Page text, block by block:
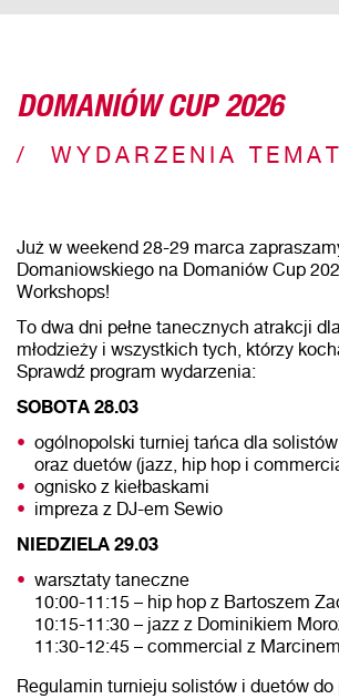
DOMANIÓW CUP 2026
WYDARZENIA
Już w weekend 28-29 marca
Domaniowskiego na Domaniów Cup
Workshops!
To dwa dni pełne tanecznych atrakcji
młodzieży i wszystkich tych, którzy
Sprawdź program wydarzenia:
SOBOTA 28.03
ogólnopolski turniej tańca dla
oraz duetów (jazz, hip hop i
ognisko z kiełbaskami
impreza z DJ-em Sewio
NIEDZIELA 29.03
warsztaty taneczne
10:00-11:15 – hip hop z Bartoszem
10:15-11:30 – jazz z Dominikiem
11:30-12:45 – commercial z
Regulamin turnieju solistów i duetów do